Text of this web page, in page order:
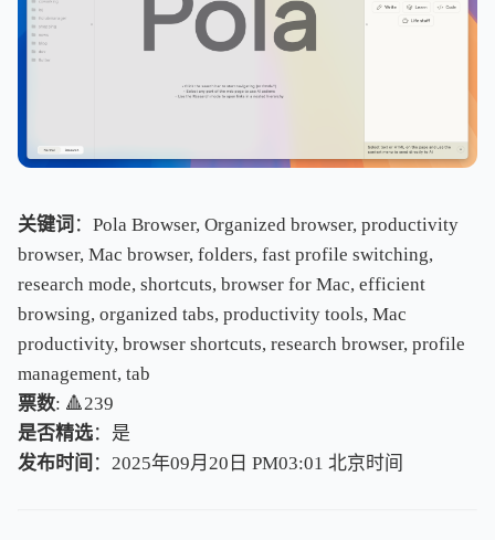
关键词 ：Pola Browser, Organized browser, productivity
browser, Mac browser, folders, fast profile switching,
research mode, shortcuts, browser for Mac, efficient
browsing, organized tabs, productivity tools, Mac
productivity, browser shortcuts, research browser, profile
management, tab
票数: 🔺239
是否精选：是
发布时间 ：2025年09月20日 PM03:01 北京时间
北京时间